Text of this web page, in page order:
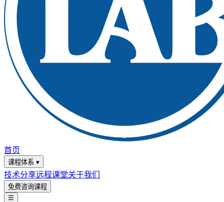
首页
课程体系 ▾
技术分享远程课堂关于我们
免费咨询课程
☰